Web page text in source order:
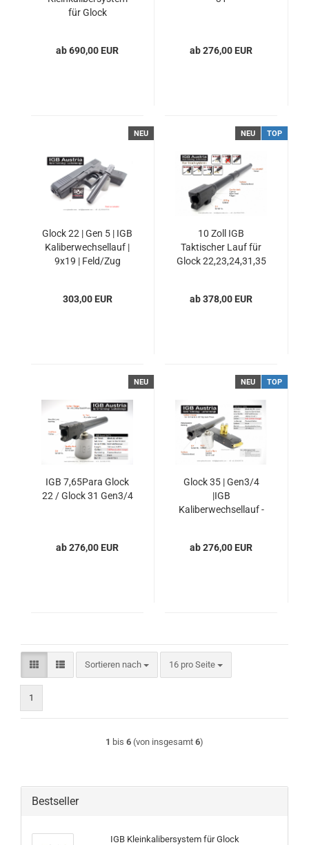
für Glock
ab 690,00 EUR ab 276,00 EUR
NEU
Glock 22 | Gen 5 | IGB
Kaliberwechsellauf |
9x19 | Feld/Zug
303,00 EUR
NEU TOP
10 Zoll IGB
Taktischer Lauf für
Glock 22,23,24,31,35
ab 378,00 EUR
NEU
IGB 7,65Para Glock
22 / Glock 31 Gen3/4
ab 276,00 EUR
NEU TOP
Glock 35 | Gen3/4
|IGB
Kaliberwechsellauf -
ab 276,00 EUR
Sortieren nach
Sortieren nach 16 pro Seite
pro Seite
1
1 bis 6 (von insgesamt 6)
Bestseller
IGB Kleinkalibersystem für Glock